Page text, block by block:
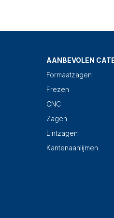
AANBEVOLEN
Formaatzagen
Frezen
CNC
Zagen
Lintzagen
Kantenaanlijmen